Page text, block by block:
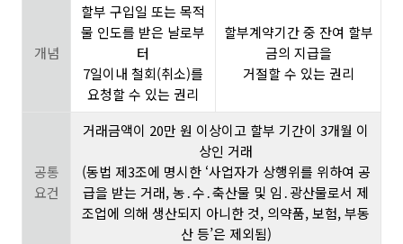
개념
할부 구입일 또는 목적
물 인도를 받은 날로부
터
7일이내 철회(취소)를
요청할 수 있는 권리
할부계약기간 중 잔여 할부
금의 지급을
거절할 수 있는 권리
공통
요건
거래금액이 20만 원 이상이고 할부 기간이 3개월 이
상인 거래
(동법 제3조에 명시한 ‘사업자가 상행위를 위하여 공
급을 받는 거래, 농․수․축산물 및 임․광산물로서 제
조업에 의해 생산되지 아니한 것, 의약품, 보험, 부동
산 등’은 제외됨)